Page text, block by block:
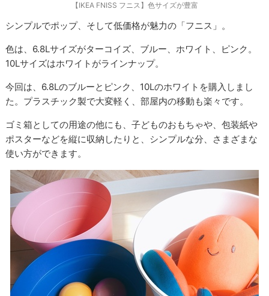
【IKEA FNISS フニス】色サイズが豊富
シンプルでポップ、そして低価格が魅力の「フニス」。
色は、6.8Lサイズがターコイズ、ブルー、ホワイト、ピンク。
10Lサイズはホワイトがラインナップ。
今回は、6.8Lのブルーとピンク、10Lのホワイトを購入しまし
た。プラスチック製で大変軽く、部屋内の移動も楽々です。
ゴミ箱としての用途の他にも、子どものおもちゃや、包装紙や
ポスターなどを縦に収納したりと、シンプルな分、さまざまな
使い方ができます。